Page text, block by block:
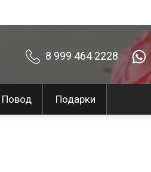
8 999 464 2228
Повод Подарки